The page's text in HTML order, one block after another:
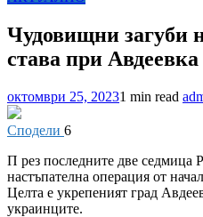
Чудовищни загуби
става при Авдеевка
октомври 25, 20231 min read
Сподели 6
П рез последните две седмица
настъпателна операция от
Целта е укрепеният град
украинците.